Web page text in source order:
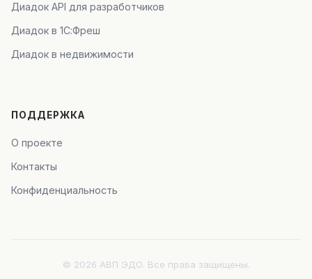
Диадок API для разработчиков
Диадок в 1С:Фреш
Диадок в недвижимости
ПОДДЕРЖКА
О проекте
Контакты
Конфиденциальность
© 2026 АВП ЭДО. Все права защищены.